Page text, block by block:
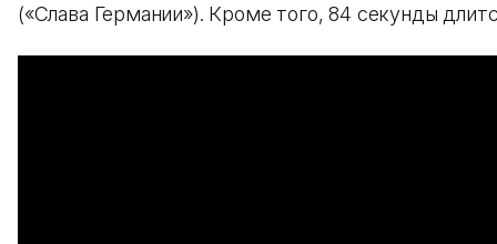
(«Слава Германии»). Кроме того, 84 секунды